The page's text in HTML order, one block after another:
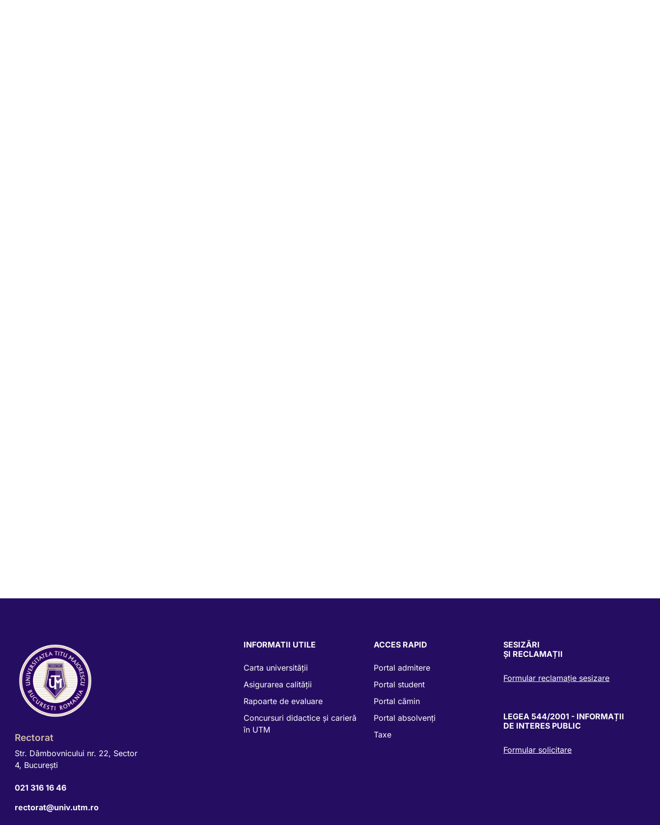
Rectorat
Str. Dâmbovnicului nr. 22, Sector
4, Bucureşti
021 316 16 46
rectorat@univ.utm.ro
INFORMATII UTILE
Carta universității
Asigurarea calității
Rapoarte de evaluare
Concursuri didactice și carieră
în UTM
ACCES RAPID
Portal admitere
Portal student
Portal cămin
Portal absolvenți
Taxe
SESIZĂRI
ȘI RECLAMAȚII
Formular reclamație sesizare
LEGEA 544/2001 - INFORMAȚII
DE INTERES PUBLIC
Formular solicitare